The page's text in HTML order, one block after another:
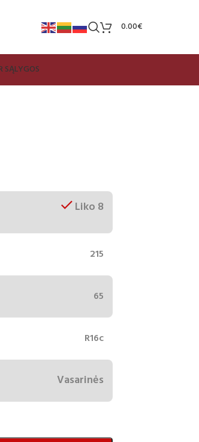
0.00€
SĄLYGOS
Liko 8
215
65
R16c
Vasarinės